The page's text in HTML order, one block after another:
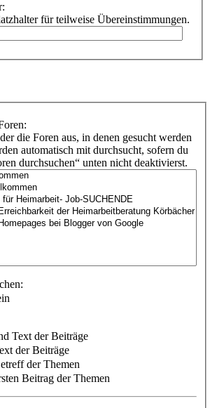
für teilweise Übereinstimmungen.
die Foren aus, in denen gesucht werden
automatisch mit durchsucht, sofern du
durchsuchen“ unten nicht deaktivierst.
Text der Beiträge
der Beiträge
der Themen
Beitrag der Themen